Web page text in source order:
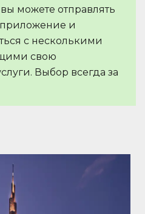
можете отправлять
и
с несколькими
свою
Выбор всегда за